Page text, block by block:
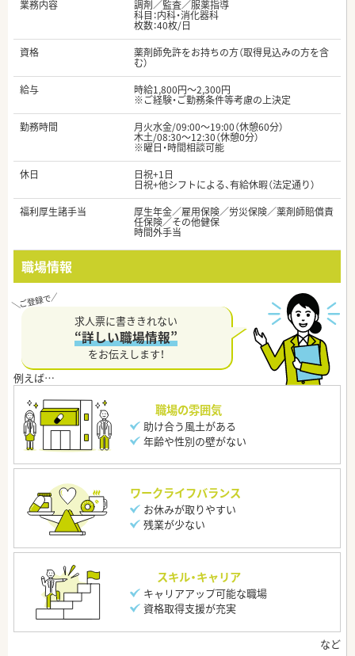
業務内容
調剤／監査／服薬指導
科目：内科・消化器科
枚数：40枚/日
資格
薬剤師免許をお持ちの方（取得見込みの方を含
む）
給与
時給1,800円～2,300円
※ご経験・ご勤務条件等考慮の上決定
勤務時間
月火水金/09:00～19:00（休憩60分）
木土/08:30～12:30（休憩0分）
※曜日・時間相談可能
休日
日祝+1日
日祝+他シフトによる、有給休暇（法定通り）
福利厚生諸手当
厚生年金／雇用保険／労災保険／薬剤師賠償責
任保険／その他健保
時間外手当
職場情報
求人票に書ききれない
“詳しい職場情報”
をお伝えします！
職場の雰囲気
助け合う風土がある
年齢や性別の壁がない
ワークライフバランス
お休みが取りやすい
残業が少ない
スキル・キャリア
キャリアアップ可能な職場
資格取得支援が充実